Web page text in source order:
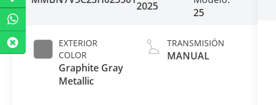
2025
25
EXTERIOR
COLOR
Graphite Gray
Metallic
TRANSMISIÓN
MANUAL